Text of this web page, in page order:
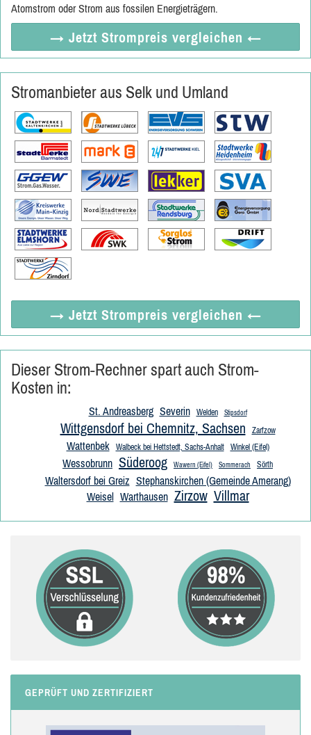
Atomstrom oder Strom aus fossilen Energieträgern.
→ Jetzt Strompreis vergleichen ←
Stromanbieter aus Selk und Umland
→ Jetzt Strompreis vergleichen ←
Dieser Strom-Rechner spart auch Strom-
Kosten in:
St. Andreasberg Severin Welden Stipsdorf
Wittgensdorf bei Chemnitz, Sachsen Zarfzow
Wattenbek Walbeck bei Hettstedt, Sachs-Anhalt Winkel (Eifel)
Wessobrunn Süderoog Wawern (Eifel) Sommerach Sörth
Waltersdorf bei Greiz Stephanskirchen (Gemeinde Amerang)
Weisel Warthausen Zirzow Villmar
GEPRÜFT UND ZERTIFIZIERT